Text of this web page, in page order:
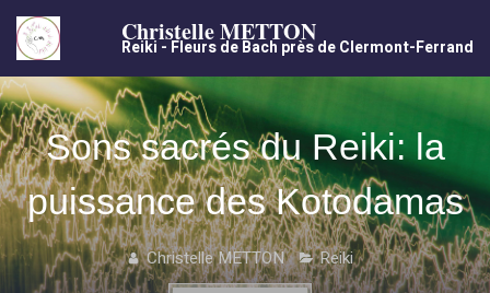
Christelle METTON
Reiki - Fleurs de Bach près de Clermont-Ferrand
Sons sacrés du Reiki: la
puissance des Kotodamas
Christelle METTON Reiki